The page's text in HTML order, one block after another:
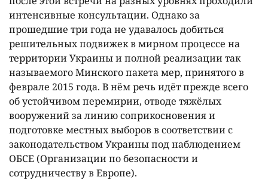
интенсивные консультации. Однако за
прошедшие три года не удавалось добиться
решительных подвижек в мирном процессе на
территории Украины и полной реализации так
называемого Минского пакета мер, принятого в
феврале 2015 года. В нём речь идёт прежде всего
об устойчивом перемирии, отводе тяжёлых
вооружений за линию соприкосновения и
подготовке местных выборов в соответствии с
законодательством Украины под наблюдением
ОБСЕ (Организации по безопасности и
сотрудничеству в Европе).